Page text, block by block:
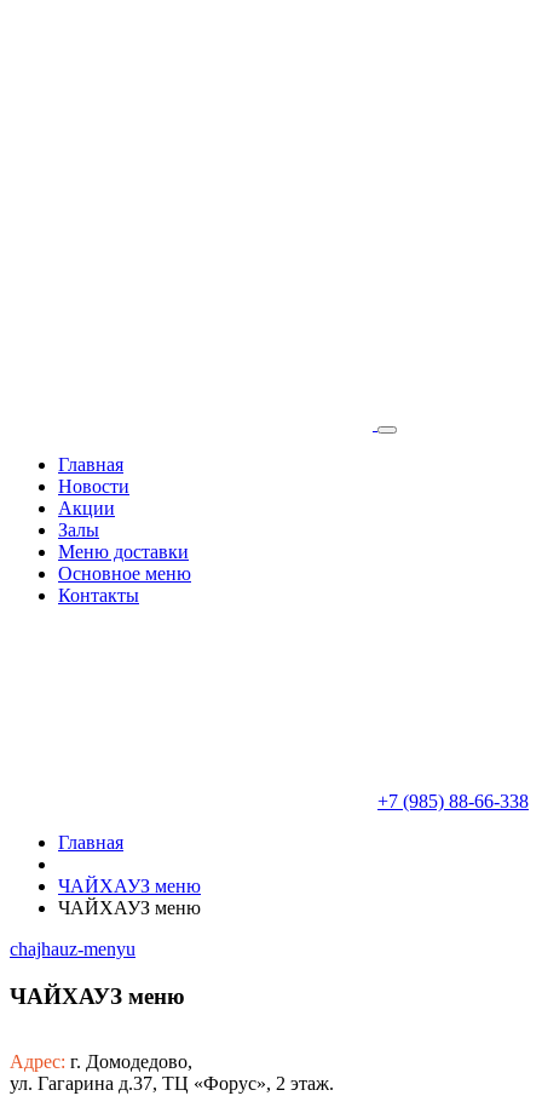
Главная
Новости
Акции
Залы
Меню доставки
Основное меню
Контакты
+7 (985) 88-66-338
Главная
ЧАЙХАУЗ меню
ЧАЙХАУЗ меню
chajhauz-menyu
ЧАЙХАУЗ меню
Адрес: г. Домодедово,
ул. Гагарина д.37, ТЦ «Форус», 2 этаж.